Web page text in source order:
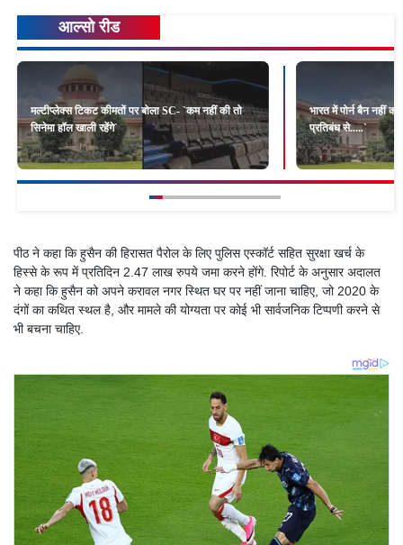
आल्सो रीड
मल्टीप्लेक्स टिकट कीमतों पर बोला SC- `कम नहीं की तो
सिनेमा हॉल खाली रहेंगे`
भारत में पोर्न बैन नहीं
प्रतिबंध से.....`
पीठ ने कहा कि हुसैन की हिरासत पैरोल के लिए पुलिस एस्कॉर्ट सहित सुरक्षा खर्च के
हिस्से के रूप में प्रतिदिन 2.47 लाख रुपये जमा करने होंगे. रिपोर्ट के अनुसार अदालत
ने कहा कि हुसैन को अपने करावल नगर स्थित घर पर नहीं जाना चाहिए, जो 2020 के
दंगों का कथित स्थल है, और मामले की योग्यता पर कोई भी सार्वजनिक टिप्पणी करने से
भी बचना चाहिए.